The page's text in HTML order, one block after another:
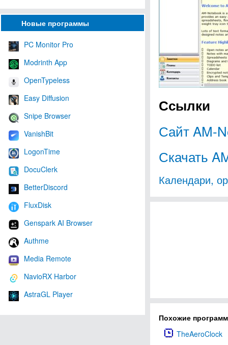
Новые программы
PC Monitor Pro
Modrinth App
OpenTypeless
Easy Diffusion
Snipe Browser
VanishBit
LogonTime
DocuClerk
BetterDiscord
FluxDisk
Genspark AI Browser
Authme
Media Remote
NavioRX Harbor
AstraGL Player
Ссылки
Сайт AM-
Скачать
Календари,
Похожие
TheAeroClock